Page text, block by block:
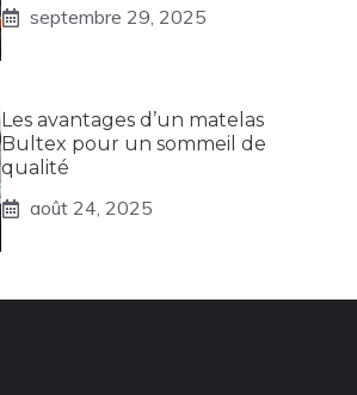
septembre 29, 2025
Les avantages d’un matelas
Bultex pour un sommeil de
qualité
août 24, 2025